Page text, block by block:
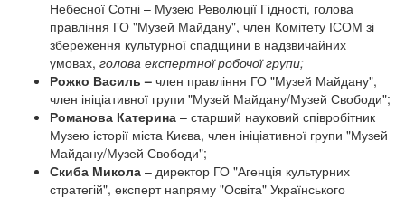
Небесної Сотні – Музею Революції Гідності, голова
правління ГО "Музей Майдану", член Комітету ІСОМ зі
збереження культурної спадщини в надзвичайних
умовах, голова експертної робочої групи;
Рожко Василь – член правління ГО "Музей Майдану",
член ініціативної групи "Музей Майдану/Музей Свободи";
Романова Катерина – старший науковий співробітник
Музею історії міста Києва, член ініціативної групи "Музей
Майдану/Музей Свободи";
Скиба Микола – директор ГО "Агенція культурних
стратегій", експерт напряму "Освіта" Українського